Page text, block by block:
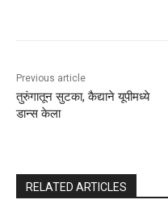
Previous article
तुरुंगातून सुटका, कैद्याने यूपीमध्ये
डान्स केला
RELATED ARTICLES